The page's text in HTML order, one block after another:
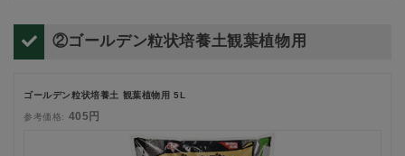
②ゴールデン粒状培養土観葉植物用
ゴールデン粒状培養土 観葉植物用 5L
参考価格: 405円